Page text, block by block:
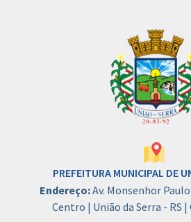
PREFEITURA MUNICIPAL DE
Endereço:Av. Monsenhor
Centro | União da Serra - RS |